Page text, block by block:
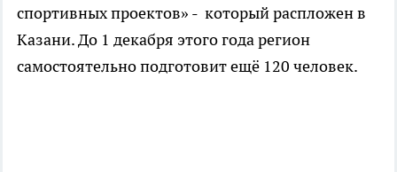
спортивных проектов» - который распложен в
Казани. До 1 декабря этого года регион
самостоятельно подготовит ещё 120 человек.